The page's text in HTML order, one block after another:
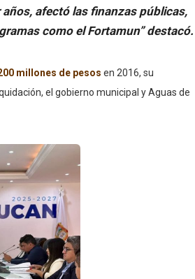
afectó las finanzas públicas,
como el Fortamun” destacó.
millones de pesos en 2016, su
el gobierno municipal y Aguas de